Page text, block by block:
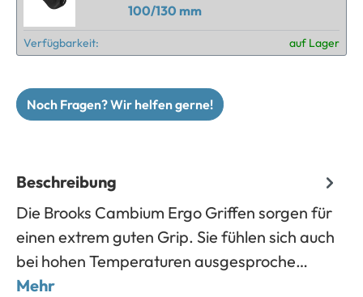
100/130 mm
Verfügbarkeit: auf Lager
Noch Fragen? Wir helfen gerne!
Beschreibung
Die Brooks Cambium Ergo Griffen sorgen für
einen extrem guten Grip. Sie fühlen sich auch
bei hohen Temperaturen ausgesproche…
Mehr